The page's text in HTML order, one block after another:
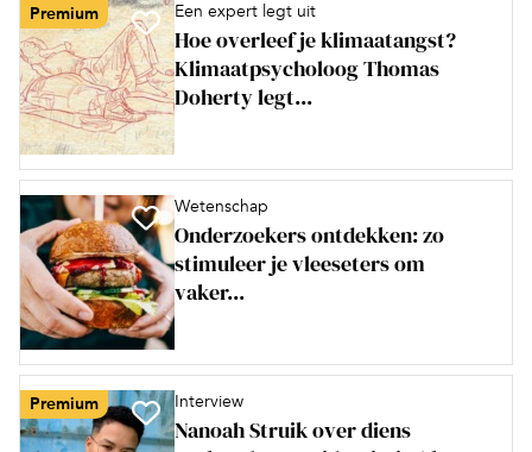
Premium Een expert legt uit
Hoe overleef je klimaatangst?
Klimaatpsycholoog Thomas
Doherty legt...
Wetenschap
Onderzoekers ontdekken: zo
stimuleer je vleeseters om
vaker...
Premium Interview
Nanoah Struik over diens